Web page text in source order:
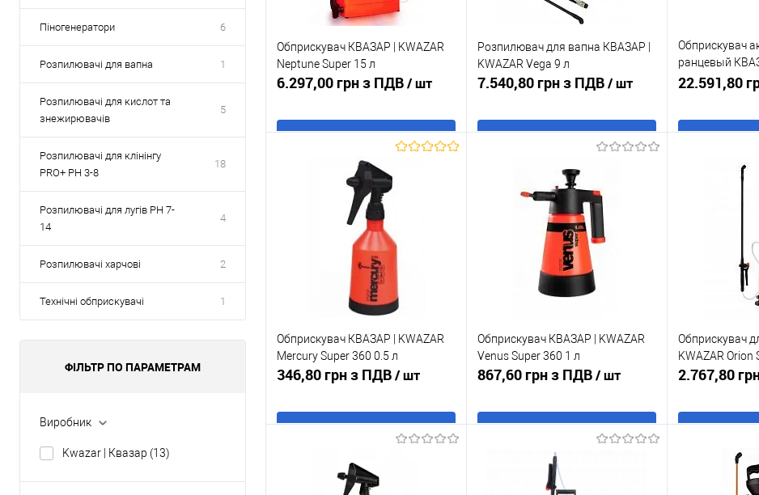
Піногенератори 6
Розпилювачі для вапна 1
Розпилювачі для кислот та
знежирювачів
5
Розпилювачі для клінінгу
PRO+ PH 3-8
18
Розпилювачі для лугів PH 7-
14
4
Розпилювачі харчові 2
Технічні обприскувачі 1
ФІЛЬТР ПО ПАРАМЕТРАМ
Виробник
Kwazar | Квазар (13)
Обприскувач КВАЗАР | KWAZAR
Neptune Super 15 л
6.297,00 грн з ПДВ/ шт
В кошик
Купити в 1 клік
порівняння
Розпилювач для вапна КВАЗАР |
KWAZAR Vega 9 л
7.540,80 грн з ПДВ/ шт
В кошик
Купити в 1 клік
До
порівняння
В наявності
Обприскувач
ранцевый
Neptune Super
22.591,80
Купити в 1 клік
Обприскувач КВАЗАР | KWAZAR
Mercury Super 360 0.5 л
346,80 грн з ПДВ/ шт
В кошик
Купити в 1 клік
Обприскувач КВАЗАР | KWAZAR
Venus Super 360 1 л
867,60 грн з ПДВ/ шт
В кошик
Купити в 1 клік
Обприскувач
KWAZAR Orion
2.767,80
Купити в 1